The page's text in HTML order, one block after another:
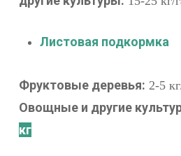
Листовая подкормка
Фруктовые деревья: 2-5
Овощные и другие
кг